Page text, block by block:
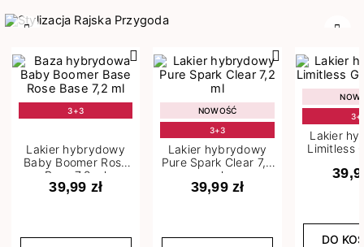
3+3
Lakier hybrydowy
Baby Boomer Rose
Base 7,2 ml
39,99 zł
NOWOŚĆ
3+3
Lakier hybrydowy
Pure Spark Clear 7,2
ml
39,99 zł
Lakier
Limitless
DO